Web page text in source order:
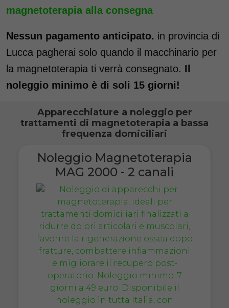
magnetoterapia alla consegna
Nessun pagamento anticipato. in provincia di
Lucca pagherai solo quando il macchinario per
la magnetoterapia ti verrà consegnato. Il
noleggio minimo è di soli 15 giorni!
Apparecchiature a noleggio per
trattamenti di magnetoterapia a bassa
frequenza domiciliari
Noleggio Magnetoterapia
MAG 2000 - 2 canali